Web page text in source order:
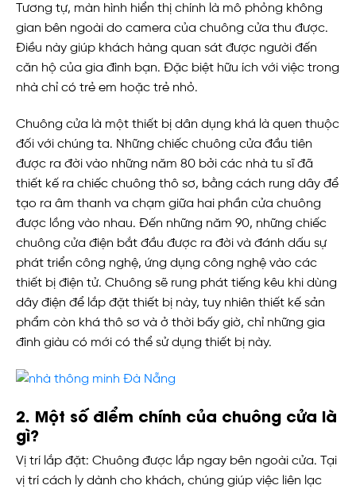
Tương tự, màn hình hiển thị chính là mô phỏng không
gian bên ngoài do camera của chuông cửa thu được.
Điều này giúp khách hàng quan sát được người đến
căn hộ của gia đình bạn. Đặc biệt hữu ích với việc trong
nhà chỉ có trẻ em hoặc trẻ nhỏ.
Chuông cửa là một thiết bị dân dụng khá là quen thuộc
đối với chúng ta. Những chiếc chuông cửa đầu tiên
được ra đời vào những năm 80 bởi các nhà tu sĩ đã
thiết kế ra chiếc chuông thô sơ, bằng cách rung dây để
tạo ra âm thanh va chạm giữa hai phần cửa chuông
được lồng vào nhau. Đến những năm 90, những chiếc
chuông cửa điện bắt đầu được ra đời và đánh dấu sự
phát triển công nghệ, ứng dụng công nghệ vào các
thiết bị điện tử. Chuông sẽ rung phát tiếng kêu khi dùng
dây điện để lắp đặt thiết bị này, tuy nhiên thiết kế sản
phẩm còn khá thô sơ và ở thời bấy giờ, chỉ những gia
đình giàu có mới có thể sử dụng thiết bị này.
2. Một số điểm chính của chuông cửa là
gì?
Vị trí lắp đặt: Chuông được lắp ngay bên ngoài cửa. Tại
vị trí cách ly dành cho khách, chúng giúp việc liên lạc